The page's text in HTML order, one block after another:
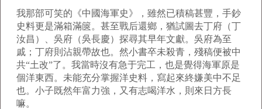
我那部可笑的《中國海軍史》，雖然已積稿甚豐，手鈔
史料更是滿箱滿篋。甚至戰后還鄉，猶試圖去丁府（丁
汝昌）、吳府（吳長慶）探尋其早年文獻。吳府為至
戚；丁府則沾親帶故也。然小書卒未殺青，殘稿便被中
共“土改”了。我當時沒有急于完工，也是覺得海軍原是
個洋東西。未能充分掌握洋史料，寫起來終嫌美中不足
也。小子既然年富力強，又有志喝洋水，則來日方長
嘛。